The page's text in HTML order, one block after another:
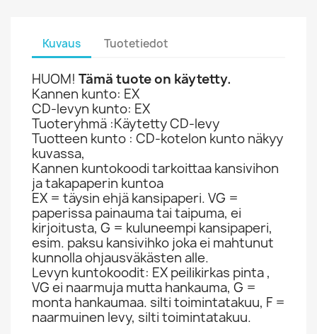
Kuvaus Tuotetiedot
HUOM! Tämä tuote on käytetty.
Kannen kunto: EX
CD-levyn kunto: EX
Tuoteryhmä :Käytetty CD-levy
Tuotteen kunto : CD-kotelon kunto näkyy
kuvassa,
Kannen kuntokoodi tarkoittaa kansivihon
ja takapaperin kuntoa
EX = täysin ehjä kansipaperi. VG =
paperissa painauma tai taipuma, ei
kirjoitusta, G = kuluneempi kansipaperi,
esim. paksu kansivihko joka ei mahtunut
kunnolla ohjausväkästen alle.
Levyn kuntokoodit: EX peilikirkas pinta ,
VG ei naarmuja mutta hankauma, G =
monta hankaumaa. silti toimintatakuu, F =
naarmuinen levy, silti toimintatakuu.